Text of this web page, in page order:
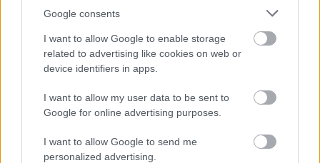
Google consents
I want to allow Google to enable storage
related to advertising like cookies on web or
device identifiers in apps.
I want to allow my user data to be sent to
Google for online advertising purposes.
I want to allow Google to send me
personalized advertising.
Να σημειωθεί ότι οι θέσεις που είχαν προκηρυχθεί
αρχικά ήταν 2.213 αλλάμε απόφαση -ΦΕΚ- της
τελευταίας στιγμήςοι θέσεις αυξήθηκαν κατά
τέσσερις!
ΕΔΩ τοΦΕΚτης προκήρυξης.